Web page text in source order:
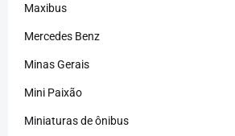
Maxibus
Mercedes Benz
Minas Gerais
Mini Paixão
Miniaturas de ônibus